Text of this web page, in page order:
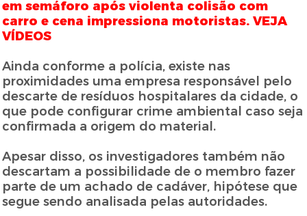
em semáforo após violenta colisão com
carro e cena impressiona motoristas. VEJA
VÍDEOS
Ainda conforme a polícia, existe nas
proximidades uma empresa responsável pelo
descarte de resíduos hospitalares da cidade, o
que pode configurar crime ambiental caso seja
confirmada a origem do material.
Apesar disso, os investigadores também não
descartam a possibilidade de o membro fazer
parte de um achado de cadáver, hipótese que
segue sendo analisada pelas autoridades.